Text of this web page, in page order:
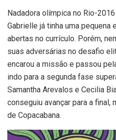
Nadadora olímpica no Rio-
Gabrielle já tinha uma pequena
abertas no currículo. Porém,
suas adversárias no desafio
encarou a missão e passou
indo para a segunda fase
Samantha Arevalos e Cecilia
conseguiu avançar para a
de Copacabana.